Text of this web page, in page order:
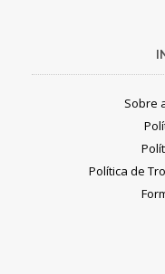
Sobre
Política de